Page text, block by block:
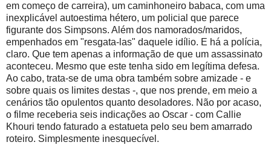
em começo de carreira), um caminhoneiro babaca, com uma
inexplicável autoestima hétero, um policial que parece
figurante dos Simpsons. Além dos namorados/maridos,
empenhados em "resgata-las" daquele idílio. E há a polícia,
claro. Que tem apenas a informação de que um assassinato
aconteceu. Mesmo que este tenha sido em legítima defesa.
Ao cabo, trata-se de uma obra também sobre amizade - e
sobre quais os limites destas -, que nos prende, em meio a
cenários tão opulentos quanto desoladores. Não por acaso,
o filme receberia seis indicações ao Oscar - com Callie
Khouri tendo faturado a estatueta pelo seu bem amarrado
roteiro. Simplesmente inesquecível.